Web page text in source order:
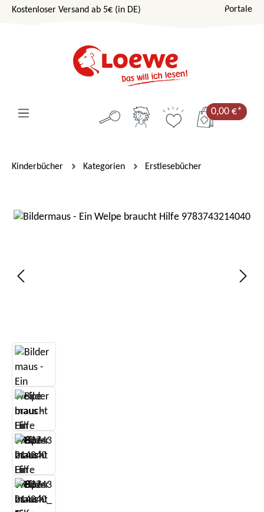
Zum Hauptinhalt springen
Kostenloser Versand ab 5€ (in DE) Portale
0,00 €*
Kinderbücher Kategorien Erstlesebücher
Bildergalerie überspringen